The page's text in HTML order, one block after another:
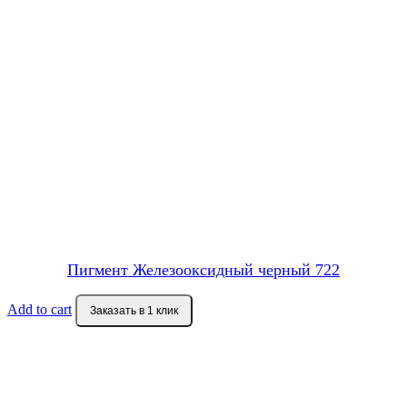
Пигмент Железооксидный черный 722
Add to cart Заказать в 1 клик